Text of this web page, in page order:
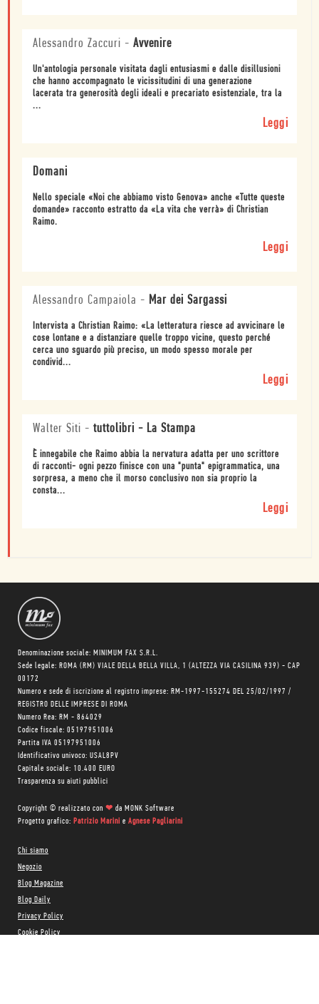
Alessandro Zaccuri - Avvenire
Un'antologia personale visitata dagli entusiasmi e dalle disillusioni
che hanno accompagnato le vicissitudini di una generazione
lacerata tra generosità degli ideali e precariato esistenziale, tra la
...
Leggi
Domani
Nello speciale «Noi che abbiamo visto Genova» anche «Tutte queste
domande» racconto estratto da «La vita che verrà» di Christian
Raimo.
Leggi
Alessandro Campaiola - Mar dei Sargassi
Intervista a Christian Raimo: «La letteratura riesce ad avvicinare le
cose lontane e a distanziare quelle troppo vicine, questo perché
cerca uno sguardo più preciso, un modo spesso morale per
condivid...
Leggi
Walter Siti - tuttolibri - La Stampa
È innegabile che Raimo abbia la nervatura adatta per uno scrittore
di racconti- ogni pezzo finisce con una "punta" epigrammatica, una
sorpresa, a meno che il morso conclusivo non sia proprio la
consta...
Leggi
Denominazione sociale: MINIMUM FAX S.R.L.
Sede legale: ROMA (RM) VIALE DELLA BELLA VILLA, 1 (ALTEZZA VIA CASILINA 939) - CAP
00172
Numero e sede di iscrizione al registro imprese: RM-1997-155274 DEL 25/02/1997 /
REGISTRO DELLE IMPRESE DI ROMA
Numero Rea: RM - 864029
Codice fiscale: 05197951006
Partita IVA 05197951006
Identificativo univoco: USAL8PV
Capitale sociale: 10.400 EURO
Trasparenza su aiuti pubblici
Copyright © realizzato con ❤ da MONK Software
Progetto grafico: Patrizio Marini e Agnese Pagliarini
Chi siamo
Negozio
Blog Magazine
Blog Daily
Privacy Policy
Cookie Policy